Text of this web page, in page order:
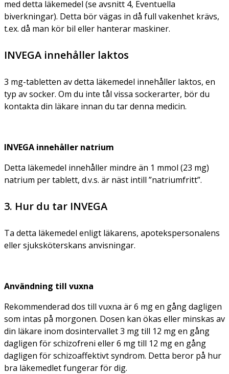
med detta läkemedel (se avsnitt 4, Eventuella
biverkningar). Detta bör vägas in då full vakenhet krävs,
t.ex. då man kör bil eller hanterar maskiner.
INVEGA innehåller laktos
3 mg-tabletten av detta läkemedel innehåller laktos, en
typ av socker. Om du inte tål vissa sockerarter, bör du
kontakta din läkare innan du tar denna medicin.
INVEGA innehåller natrium
Detta läkemedel innehåller mindre än 1 mmol (23 mg)
natrium per tablett, d.v.s. är näst intill ”natriumfritt”.
3. Hur du tar INVEGA
Ta detta läkemedel enligt läkarens, apotekspersonalens
eller sjuksköterskans anvisningar.
Användning till vuxna
Rekommenderad dos till vuxna är 6 mg en gång dagligen
som intas på morgonen. Dosen kan ökas eller minskas av
din läkare inom dosintervallet 3 mg till 12 mg en gång
dagligen för schizofreni eller 6 mg till 12 mg en gång
dagligen för schizoaffektivt syndrom. Detta beror på hur
bra läkemedlet fungerar för dig.